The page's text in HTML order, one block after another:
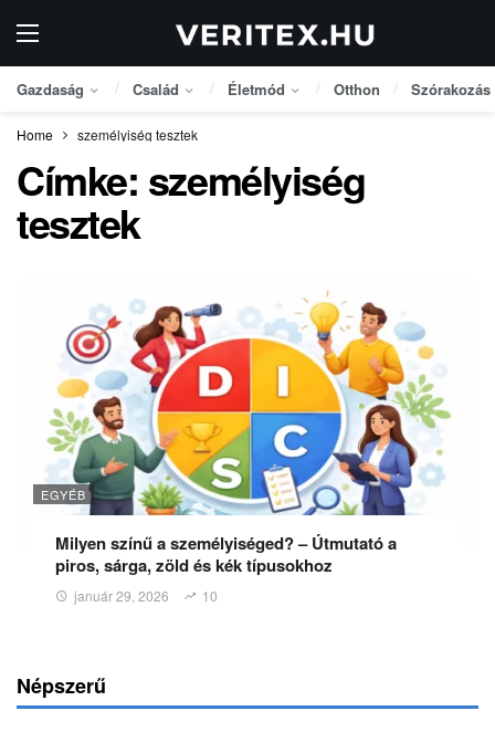
Gazdaság Család Életmód Otthon Szórakozás
Home személyiség tesztek
Címke: személyiség
tesztek
EGYÉB
Milyen színű a személyiséged? – Útmutató a
piros, sárga, zöld és kék típusokhoz
január 29, 2026 10
Népszerű